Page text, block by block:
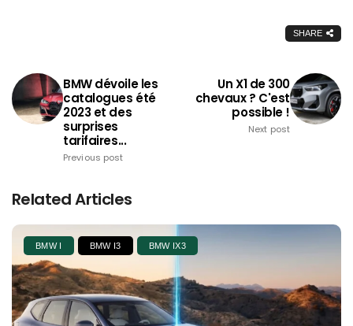
SHARE
BMW dévoile les
catalogues été
2023 et des
surprises
tarifaires...
Previous post
Un X1 de 300
chevaux ? C'est
possible !
Next post
Related Articles
BMW I BMW I3 BMW IX3